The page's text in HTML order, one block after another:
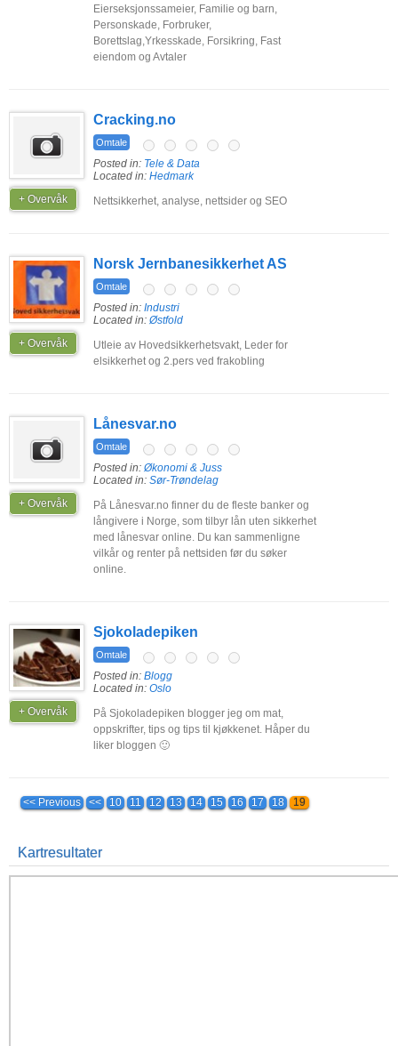
Eierseksjonssameier, Familie og barn,
Personskade, Forbruker,
Borettslag,Yrkesskade, Forsikring, Fast
eiendom og Avtaler
+ Overvåk
Cracking.no
Omtale
Posted in: Tele & Data
Located in: Hedmark
Nettsikkerhet, analyse, nettsider og SEO
+ Overvåk
Norsk Jernbanesikkerhet AS
Omtale
Posted in: Industri
Located in: Østfold
Utleie av Hovedsikkerhetsvakt, Leder for
elsikkerhet og 2.pers ved frakobling
+ Overvåk
Lånesvar.no
Omtale
Posted in: Økonomi & Juss
Located in: Sør-Trøndelag
På Lånesvar.no finner du de fleste banker og
långivere i Norge, som tilbyr lån uten sikkerhet
med lånesvar online. Du kan sammenligne
vilkår og renter på nettsiden før du søker
online.
+ Overvåk
Sjokoladepiken
Omtale
Posted in: Blogg
Located in: Oslo
På Sjokoladepiken blogger jeg om mat,
oppskrifter, tips og tips til kjøkkenet. Håper du
liker bloggen 🙂
<< Previous << 10 11 12 13 14 15 16 17 18 19
Kartresultater